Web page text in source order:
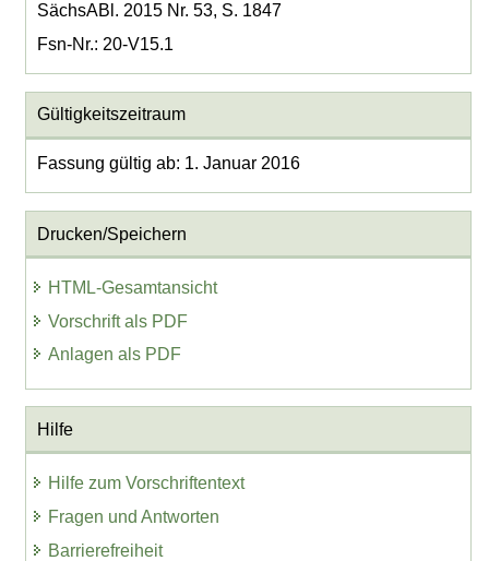
SächsABl. 2015 Nr. 53, S. 1847
Fsn-Nr.: 20-V15.1
Gültigkeitszeitraum
Fassung gültig ab: 1. Januar 2016
Drucken/Speichern
HTML-Gesamtansicht
Vorschrift als PDF
Anlagen als PDF
Hilfe
Hilfe zum Vorschriftentext
Fragen und Antworten
Barrierefreiheit